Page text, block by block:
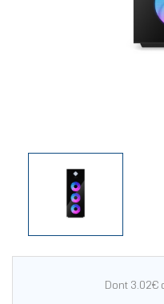
Dont 3.02€